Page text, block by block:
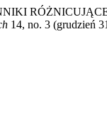
14, no. 3 (grudzień